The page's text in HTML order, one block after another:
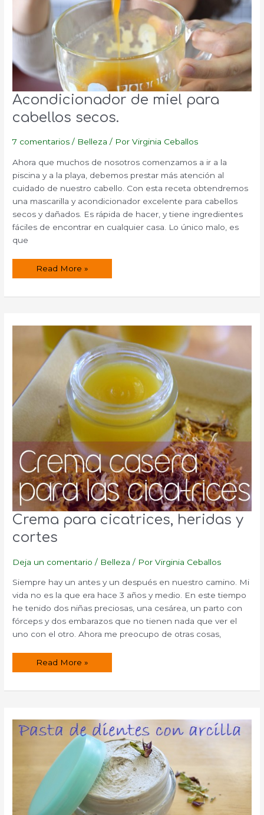
Acondicionador de miel para
cabellos secos.
7 comentarios / Belleza / PorVirginia Ceballos
Ahora que muchos de nosotros comenzamos a ir a la
piscina y a la playa, debemos prestar más atención al
cuidado de nuestro cabello. Con esta receta obtendremos
una mascarilla y acondicionador excelente para cabellos
secos y dañados. Es rápida de hacer, y tiene ingredientes
fáciles de encontrar en cualquier casa. Lo único malo, es
que
Acondicionador
cabellos
Read More »
Crema para cicatrices, heridas y
cortes
Deja un comentario / Belleza / PorVirginia Ceballos
Siempre hay un antes y un después en nuestro camino. Mi
vida no es la que era hace 3 años y medio. En este tiempo
he tenido dos niñas preciosas, una cesárea, un parto con
fórceps y dos embarazos que no tienen nada que ver el
uno con el otro. Ahora me preocupo de otras cosas,
Crema
y
Read More »